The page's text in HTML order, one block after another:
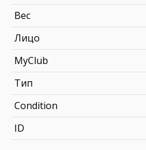
Вес
Лицо
MyClub
Тип
Condition
ID